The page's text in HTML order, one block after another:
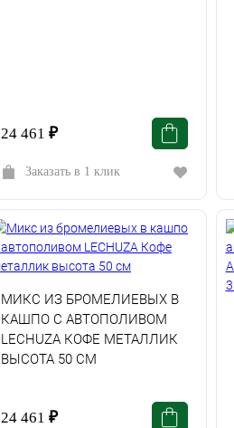
24 461 ₽
Заказать в 1 клик
МИКС ИЗ БРОМЕЛИЕВЫХ В
КАШПО С АВТОПОЛИВОМ
LECHUZA КОФЕ МЕТАЛЛИК
ВЫСОТА 50 СМ
24 461 ₽